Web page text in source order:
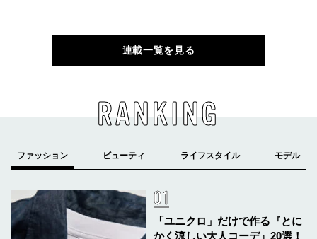
連載一覧を見る
RANKING
「ユニクロ」だけで作る『とに
かく涼しい大人コーデ』20選！